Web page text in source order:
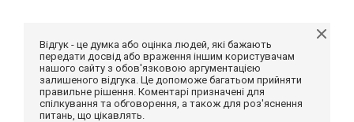
Відгук - це думка або оцінка людей, які бажають
передати досвід або враження іншим користувачам
нашого сайту з обов'язковою аргументацією
залишеного відгука. Це допоможе багатьом прийняти
правильне рішення. Коментарі призначені для
спілкування та обговорення, а також для роз'яснення
питань, що цікавлять.